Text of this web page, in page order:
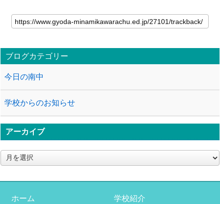
ブログカテゴリー
今日の南中
学校からのお知らせ
アーカイブ
ア
ー
イ
ホーム 学校紹介